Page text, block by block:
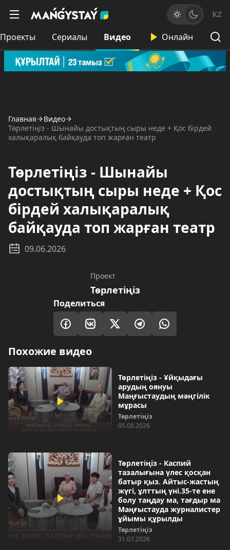
KZ
Проекты Сериалы Видео Онлайн
Главная
Видео
Төрлетіңіз - Шынайы достықтың сыры неде + Қос бірдей
халықаралық байқауда топ жарған театр
Төрлетіңіз - Шынайы
достықтың сыры неде + Қос
бірдей халықаралық
байқауда топ жарған театр
09.06.2026
Проект
Төрлетіңіз
Поделиться
Похожие видео
Төрлетіңіз - Ұйқыдағы
арудың оянуы
Маңғыстаудың мәңгілік
мұрасы
Төрлетіңіз
05.08.2026
Төрлетіңіз - Каспий
тазалығына үлес қосқан
батыр қыз. Айтыс-жастың
жүгі, ұлттың үні.35-те ене
болу таңдау ма, тағдыр ма
Маңғыстауда журналистер
ұйымы құрылды
Төрлетіңіз
31.07.2026